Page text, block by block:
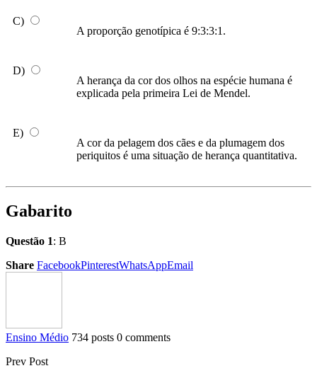
C)
A proporção genotípica é 9:3:3:1.
D)
A herança da cor dos olhos na espécie humana é
explicada pela primeira Lei de Mendel.
E)
A cor da pelagem dos cães e da plumagem dos
periquitos é uma situação de herança quantitativa.
Gabarito
Questão 1: B
Share FacebookPinterestWhatsAppEmail
Ensino Médio 734 posts 0 comments
Prev Post